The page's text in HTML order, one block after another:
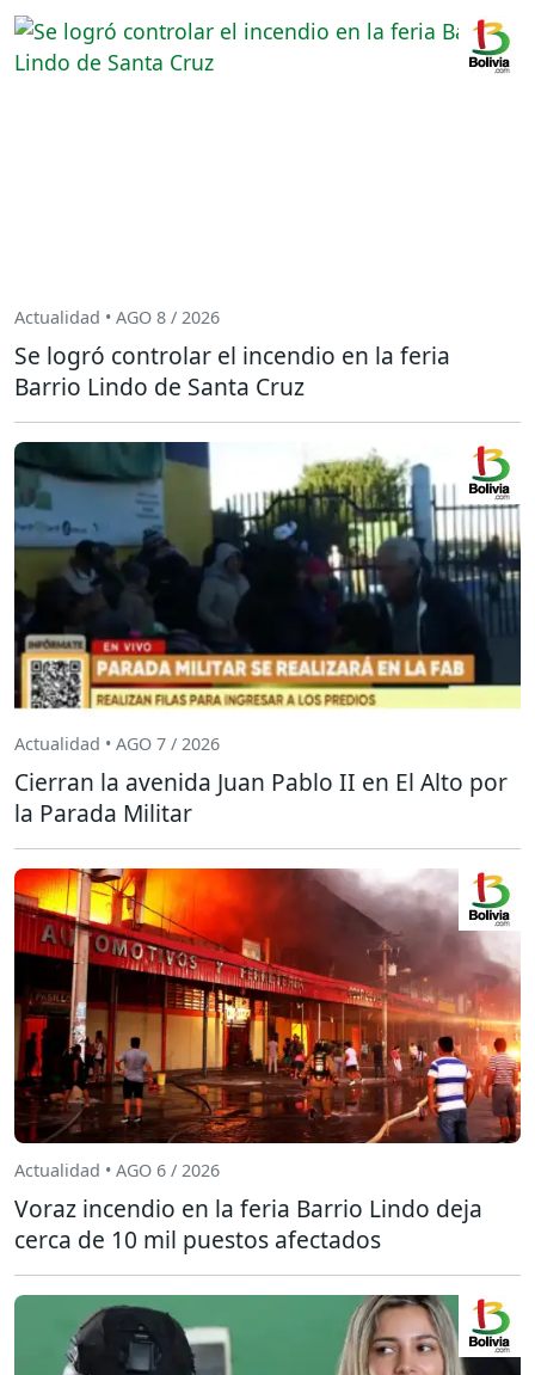
Actualidad • AGO 8 / 2026
Se logró controlar el incendio en la feria
Barrio Lindo de Santa Cruz
Actualidad • AGO 7 / 2026
Cierran la avenida Juan Pablo II en El Alto por
la Parada Militar
Actualidad • AGO 6 / 2026
Voraz incendio en la feria Barrio Lindo deja
cerca de 10 mil puestos afectados